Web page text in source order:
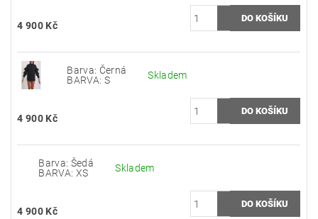
4 900 Kč
Barva: Černá
BARVA: S
Skladem
4 900 Kč
Barva: Šedá
BARVA: XS
Skladem
4 900 Kč